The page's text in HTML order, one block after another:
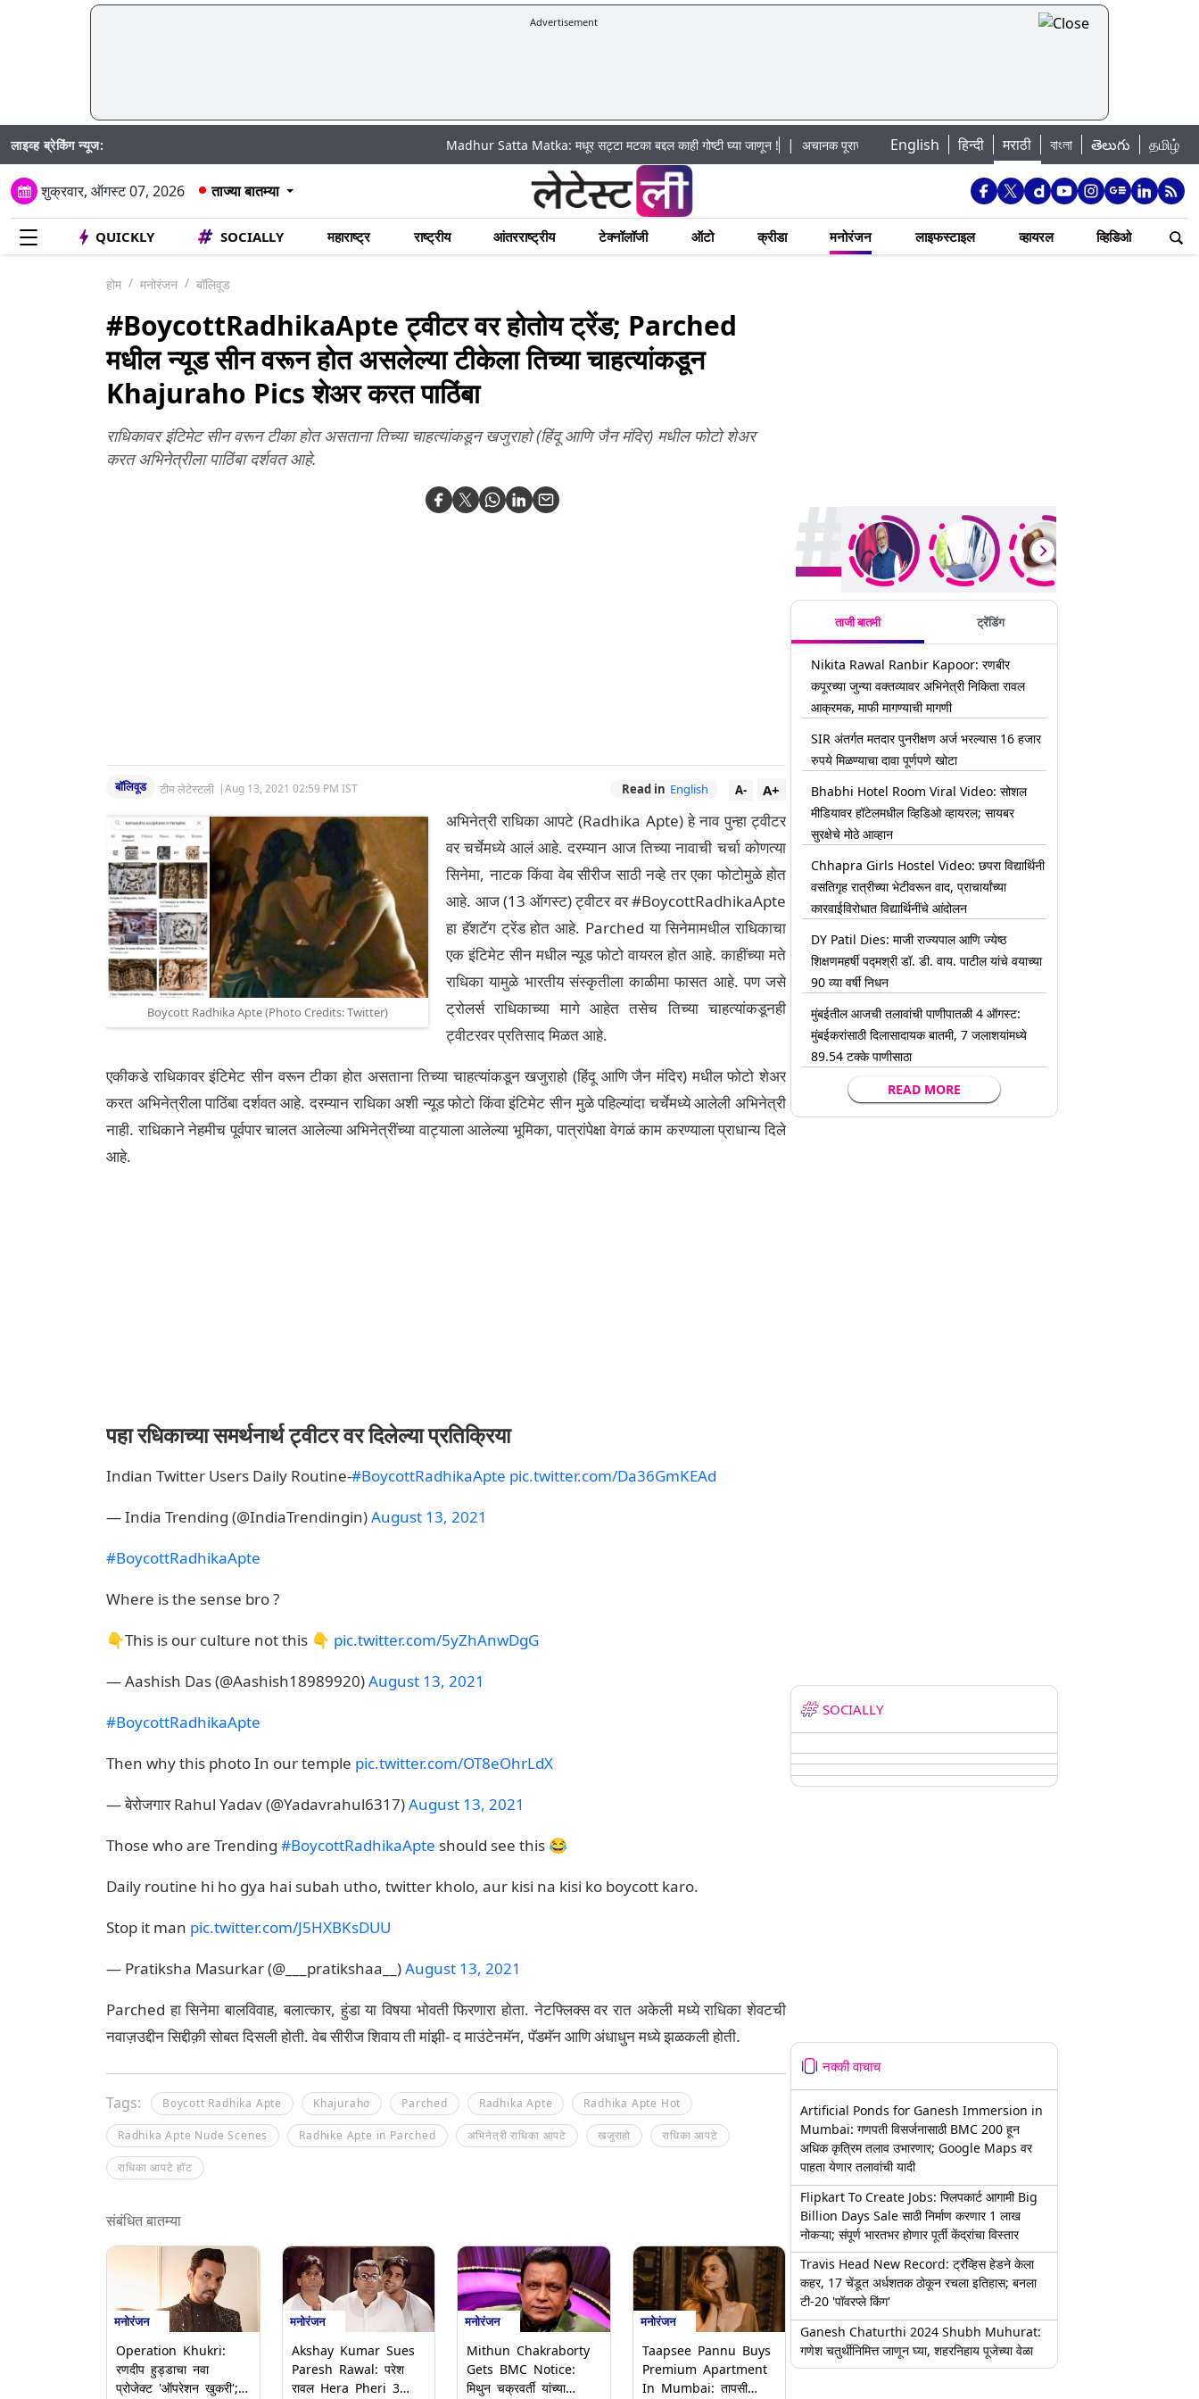
Advertisement
लाइव्ह ब्रेकिंग न्यूज: Madhur Satta Matka: मधूर सट्टा मटका बद्दल काही गोष्टी घ्या जाणून !|अचानक पूराचा धोका: खडकवासला धरणातून मुठानदी पात्रात विसर्ग सुरु; नागरिकांना नदीपात्रात न
English हिन्दी मराठी বাংলা తెలుగు தமிழ்
शुक्रवार, ऑगस्ट 07, 2026 ताज्या बातम्या
QUICKLY SOCIALLY महाराष्ट्र राष्ट्रीय आंतरराष्ट्रीय टेक्नॉलॉजी ऑटो क्रीडा मनोरंजन लाइफस्टाइल व्हायरल व्हिडिओ
होम मनोरंजन बॉलिवूड
#BoycottRadhikaApte ट्वीटर वर होतोय ट्रेंड; Parched
मधील न्यूड सीन वरून होत असलेल्या टीकेला तिच्या चाहत्यांकडून
Khajuraho Pics शेअर करत पाठिंबा
राधिकावर इंटिमेट सीन वरून टीका होत असताना तिच्या चाहत्यांकडून खजुराहो (हिंदू आणि जैन मंदिर) मधील फोटो शेअर
करत अभिनेत्रीला पाठिंबा दर्शवत आहे.
बॉलिवूड टीम लेटेस्टली |Aug 13, 2021 02:59 PM IST Read in English A+
A-
Boycott Radhika Apte (Photo Credits: Twitter)
अभिनेत्री राधिका आपटे (Radhika Apte) हे नाव पुन्हा ट्वीटर
वर चर्चेमध्ये आलं आहे. दरम्यान आज तिच्या नावाची चर्चा कोणत्या
सिनेमा, नाटक किंवा वेब सीरीज साठी नव्हे तर एका फोटोमुळे होत
आहे. आज (13 ऑगस्ट) ट्वीटर वर #BoycottRadhikaApte
हा हॅशटॅग ट्रेंड होत आहे. Parched या सिनेमामधील राधिकाचा
एक इंटिमेट सीन मधील न्यूड फोटो वायरल होत आहे. काहींच्या मते
राधिका यामुळे भारतीय संस्कृतीला काळीमा फासत आहे. पण जसे
ट्रोलर्स राधिकाच्या मागे आहेत तसेच तिच्या चाहत्यांकडूनही
ट्वीटरवर प्रतिसाद मिळत आहे.
एकीकडे राधिकावर इंटिमेट सीन वरून टीका होत असताना तिच्या चाहत्यांकडून खजुराहो (हिंदू आणि जैन मंदिर) मधील फोटो शेअर
करत अभिनेत्रीला पाठिंबा दर्शवत आहे. दरम्यान राधिका अशी न्यूड फोटो किंवा इंटिमेट सीन मुळे पहिल्यांदा चर्चेमध्ये आलेली अभिनेत्री
नाही. राधिकाने नेहमीच पूर्वपार चालत आलेल्या अभिनेत्रींच्या वाट्याला आलेल्या भूमिका, पात्रांपेक्षा वेगळं काम करण्याला प्राधान्य दिले
आहे.
पहा रधिकाच्या समर्थनार्थ ट्वीटर वर दिलेल्या प्रतिक्रिया
Indian Twitter Users Daily Routine-#BoycottRadhikaApte pic.twitter.com/Da36GmKEAd
— India Trending (@IndiaTrendingin)August 13, 2021
#BoycottRadhikaApte
Where is the sense bro ?
👇This is our culture not this 👇 pic.twitter.com/5yZhAnwDgG
— Aashish Das (@Aashish18989920)August 13, 2021
#BoycottRadhikaApte
Then why this photo In our temple pic.twitter.com/OT8eOhrLdX
— बेरोजगार Rahul Yadav (@Yadavrahul6317)August 13, 2021
Those who are Trending #BoycottRadhikaApte should see this 😂
Daily routine hi ho gya hai subah utho, twitter kholo, aur kisi na kisi ko boycott karo.
Stop it man pic.twitter.com/J5HXBKsDUU
— Pratiksha Masurkar (@___pratikshaa__)August 13, 2021
Parched हा सिनेमा बालविवाह, बलात्कार, हुंडा या विषया भोवती फिरणारा होता. नेटफ्लिक्स वर रात अकेली मध्ये राधिका शेवटची
नवाज़उद्दीन सिद्दीक़ी सोबत दिसली होती. वेब सीरीज शिवाय ती मांझी- द माउंटेनमॅन, पॅडमॅन आणि अंधाधुन मध्ये झळकली होती.
Tags: Boycott Radhika Apte Khajuraho Parched Radhika Apte Radhika Apte Hot
Radhika Apte Nude Scenes Radhike Apte in Parched अभिनेत्री राधिका आपटे खजुराहो राधिका आपटे
राधिका आपटे हॉट
संबंधित बातम्या
मनोरंजन
Operation Khukri:
रणदीप हुड्डाचा नवा
प्रोजेक्ट 'ऑपरेशन खुकरी';
मनोरंजन
Akshay Kumar Sues
Paresh Rawal: परेश
रावल Hera Pheri 3
मनोरंजन
Mithun Chakraborty
Gets BMC Notice:
मिथुन चक्रवर्ती यांच्या
मनोरंजन
Taapsee Pannu Buys
Premium Apartment
In Mumbai: तापसी
ताजी बातमी ट्रेंडिंग
Nikita Rawal Ranbir Kapoor: रणबीर
कपूरच्या जुन्या वक्तव्यावर अभिनेत्री निकिता रावल
आक्रमक, माफी मागण्याची मागणी
SIR अंतर्गत मतदार पुनरीक्षण अर्ज भरल्यास 16 हजार
रुपये मिळण्याचा दावा पूर्णपणे खोटा
Bhabhi Hotel Room Viral Video: सोशल
मीडियावर हॉटेलमधील व्हिडिओ व्हायरल; सायबर
सुरक्षेचे मोठे आव्हान
Chhapra Girls Hostel Video: छपरा विद्यार्थिनी
वसतिगृह रात्रीच्या भेटीवरून वाद, प्राचार्यांच्या
कारवाईविरोधात विद्यार्थिनींचे आंदोलन
DY Patil Dies: माजी राज्यपाल आणि ज्येष्ठ
शिक्षणमहर्षी पद्मश्री डॉ. डी. वाय. पाटील यांचे वयाच्या
90 व्या वर्षी निधन
मुंबईतील आजची तलावांची पाणीपातळी 4 ऑगस्ट:
मुंबईकरांसाठी दिलासादायक बातमी, 7 जलाशयांमध्ये
89.54 टक्के पाणीसाठा
READ MORE
SOCIALLY
नक्की वाचाच
Artificial Ponds for Ganesh Immersion in
Mumbai: गणपती विसर्जनासाठी BMC 200 हून
अधिक कृत्रिम तलाव उभारणार; Google Maps वर
पाहता येणार तलावांची यादी
Flipkart To Create Jobs: फ्लिपकार्ट आगामी Big
Billion Days Sale साठी निर्माण करणार 1 लाख
नोकऱ्या; संपूर्ण भारतभर होणार पूर्ती केंद्रांचा विस्तार
Travis Head New Record: ट्रॅव्हिस हेडने केला
कहर, 17 चेंडूत अर्धशतक ठोकून रचला इतिहास; बनला
टी-20 'पॉवरप्ले किंग'
Ganesh Chaturthi 2024 Shubh Muhurat:
गणेश चतुर्थीनिमित्त जाणून घ्या, शहरनिहाय पूजेच्या वेळा